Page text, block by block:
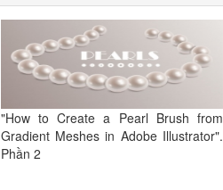
"How to Create a Pearl Brush from
Gradient Meshes in Adobe Illustrator".
Phần 2